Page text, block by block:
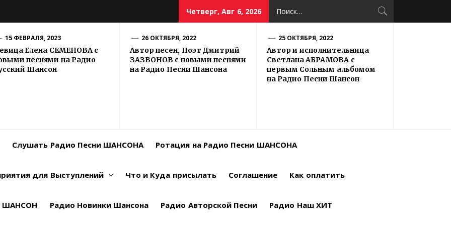
Четверг, Авг 6, 2026
15 ФЕВРАЛЯ, 2023
Елена СЕМЕНОВА с
песнями на Радио
Шансон
26 ОКТЯБРЯ, 2022
Автор песен, Поэт Дмитрий
ЗАЗВОНОВ с новыми песнями
на Радио Песни Шансона
25 ОКТЯБРЯ, 2022
Автор и исполнительница
Светлана АБРАМОВА с
первым Сольным альбомом
на Радио Песни Шансон
Слушать Радио Песни ШАНСОНА Ротация на Радио Песни ШАНСОНА
для Выступлений Что и Куда присылать Соглашение Как оплатить
ШАНСОН Радио Новинки Шансона Радио Авторской Песни Радио Наш ХИТ